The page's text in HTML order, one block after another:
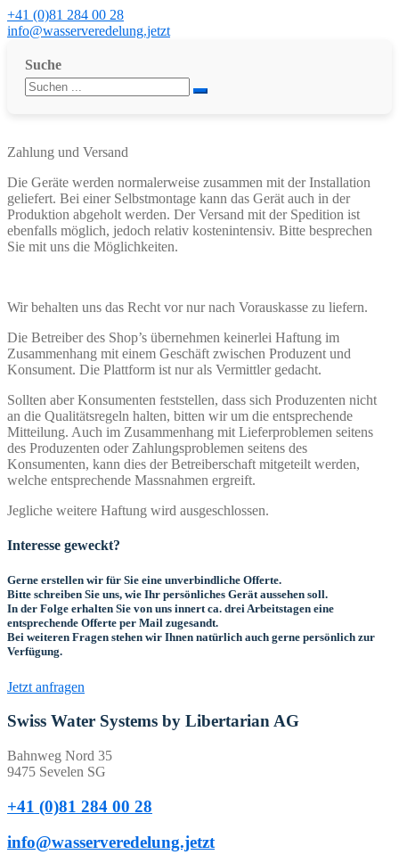
+41 (0)81 284 00 28
info@wasserveredelung.jetzt
Suche
Zahlung und Versand
Die Geräte werden normalerweise zusammen mit der Installation
geliefert. Bei einer Selbstmontage kann das Gerät auch in der
Produktion abgeholt werden. Der Versand mit der Spedition ist
ebenfalls möglich, jedoch relativ kostenintensiv. Bitte besprechen
Sie mit uns die Möglichkeiten.
Wir behalten uns das Recht vor nur nach Vorauskasse zu liefern.
Die Betreiber des Shop’s übernehmen keinerlei Haftung im
Zusammenhang mit einem Geschäft zwischen Produzent und
Konsument. Die Plattform ist nur als Vermittler gedacht.
Sollten aber Konsumenten feststellen, dass sich Produzenten nicht
an die Qualitätsregeln halten, bitten wir um die entsprechende
Mitteilung. Auch im Zusammenhang mit Lieferproblemen seitens
des Produzenten oder Zahlungsproblemen seitens des
Konsumenten, kann dies der Betreiberschaft mitgeteilt werden,
welche entsprechende Massnahmen ergreift.
Jegliche weitere Haftung wird ausgeschlossen.
Interesse geweckt?
Gerne erstellen wir für Sie eine unverbindliche Offerte.
Bitte schreiben Sie uns, wie Ihr persönliches Gerät aussehen soll.
In der Folge erhalten Sie von uns innert ca. drei Arbeitstagen eine
entsprechende Offerte per Mail zugesandt.
Bei weiteren Fragen stehen wir Ihnen natürlich auch gerne persönlich zur
Verfügung.
Jetzt anfragen
Swiss Water Systems by Libertarian AG
Bahnweg Nord 35
9475 Sevelen SG
+41 (0)81 284 00 28
info@wasserveredelung.jetzt